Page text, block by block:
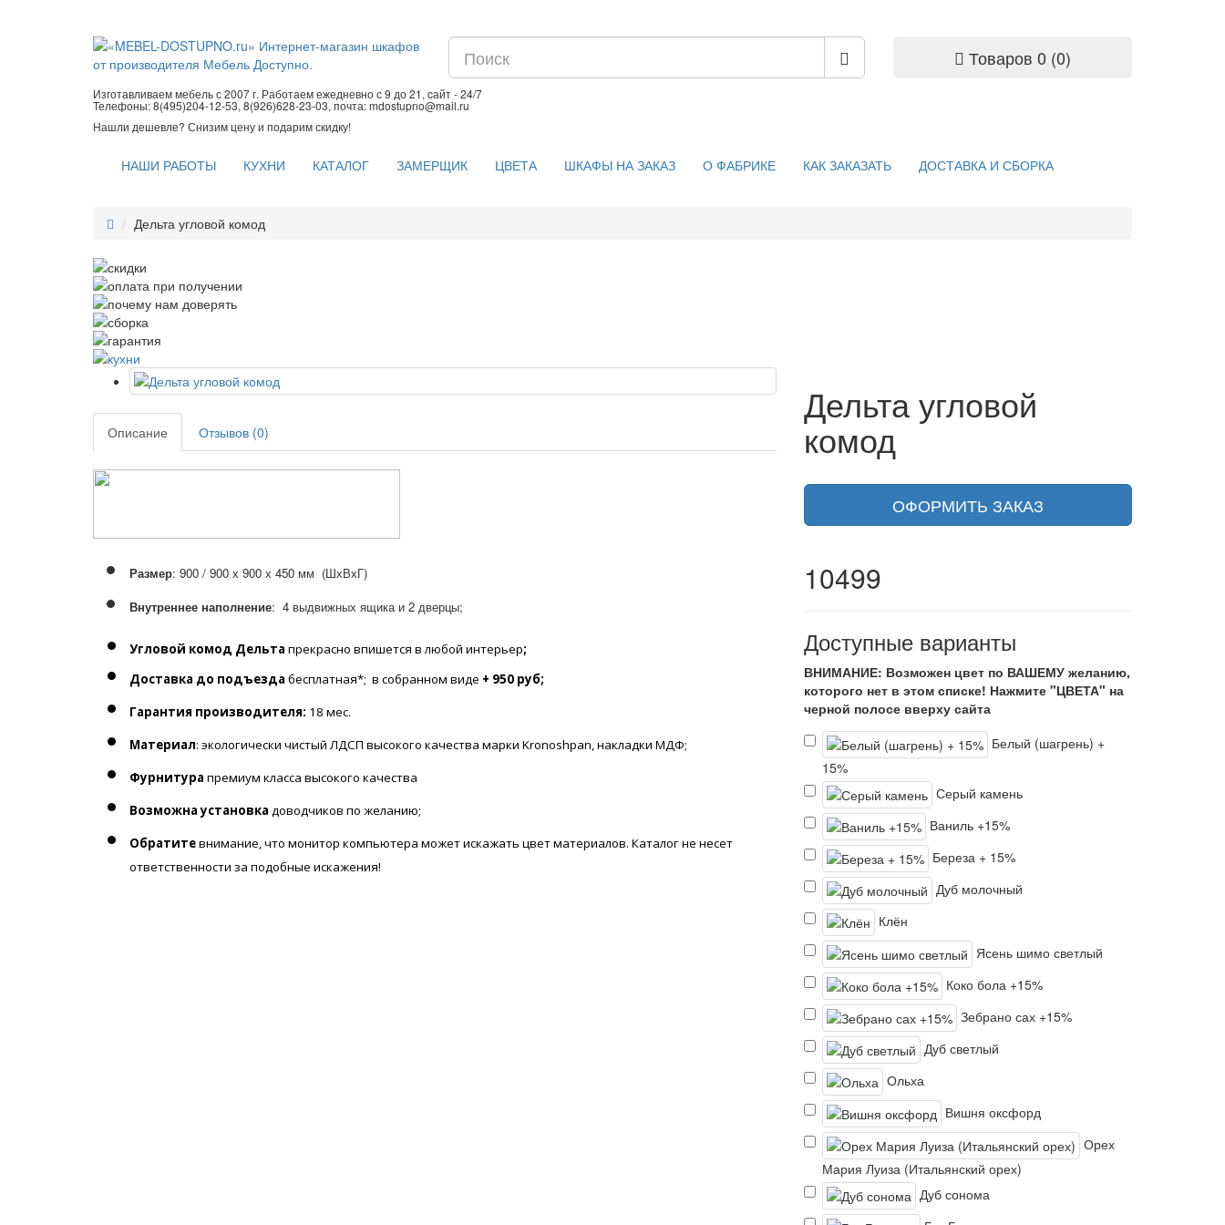
Товаров 0 (0)
Изготавливаем мебель с 2007 г. Работаем ежедневно с 9 до 21, cайт - 24/7
Телефоны: 8(495)204-12-53, 8(926)628-23-03, почта: mdostupno@mail.ru
Нашли дешевле? Снизим цену и подарим скидку!
НАШИ РАБОТЫ КУХНИ КАТАЛОГ ЗАМЕРЩИК ЦВЕТА ШКАФЫ НА ЗАКАЗ О ФАБРИКЕ КАК ЗАКАЗАТЬ ДОСТАВКА И СБОРКА
Дельта угловой комод
Описание Отзывов (0)
Размер: 900 / 900 х 900 х 450 мм (ШхВхГ)
Внутреннее наполнение: 4 выдвижных ящика и 2 дверцы;
Угловой комод Дельта прекрасно впишется в любой интерьер;
Доставка до подъезда бесплатная*; в собранном виде + 950 руб;
Гарантия производителя: 18 мес.
Материал: экологически чистый ЛДСП высокого качества марки Kronoshpan, накладки МДФ;
Фурнитура премиум класса высокого качества
Возможна установка доводчиков по желанию;
Обратитевнимание, что монитор компьютера может искажать цвет материалов. Каталог не несет
ответственности за подобные искажения!
Дельта угловой
комод
ОФОРМИТЬ ЗАКАЗ
10499
Доступные варианты
ВНИМАНИЕ: Возможен цвет по ВАШЕМУ желанию,
которого нет в этом списке! Нажмите "ЦВЕТА" на
черной полосе вверху сайта
Белый (шагрень) +
15%
Серый камень
Ваниль +15%
Береза + 15%
Дуб молочный
Клён
Ясень шимо светлый
Коко бола +15%
Зебрано сах +15%
Дуб светлый
Ольха
Вишня оксфорд
Орех
Мария Луиза (Итальянский орех)
Дуб сонома